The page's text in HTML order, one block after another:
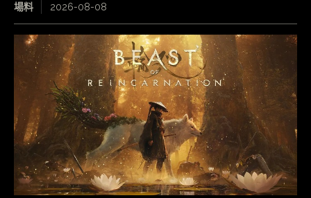
場料 2026-08-08